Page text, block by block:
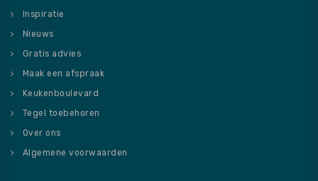
Inspiratie
Nieuws
Gratis advies
Maak een afspraak
Keukenboulevard
Tegel toebehoren
Over ons
Algemene voorwaarden